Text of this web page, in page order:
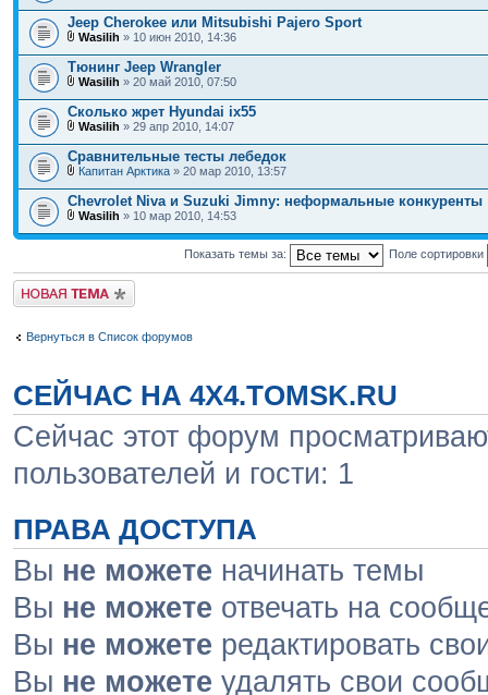
Jeep Cherokee или Mitsubishi Pajero Sport
Wasilih » 10 июн 2010, 14:36
Тюнинг Jeep Wrangler
Wasilih » 20 май 2010, 07:50
Сколько жрет Hyundai ix55
Wasilih » 29 апр 2010, 14:07
Сравнительные тесты лебедок
Капитан Арктика » 20 мар 2010, 13:57
Chevrolet Niva и Suzuki Jimny: неформальные конкуренты
Wasilih » 10 мар 2010, 14:53
Показать темы за: Поле сортировки
Новая тема
Вернуться в Список форумов
СЕЙЧАС НА 4X4.TOMSK.RU
Сейчас этот форум
пользователей и гости: 1
ПРАВА ДОСТУПА
Вы не можете начинать темы
Вы не можете отвечать на
Вы не можете редактировать
Вы не можете удалять свои